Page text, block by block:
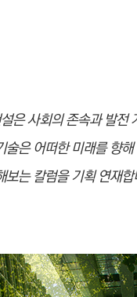
은 사회의 존속과 발전
술은어떠한 미래를 향
는 칼럼을 기획 연재